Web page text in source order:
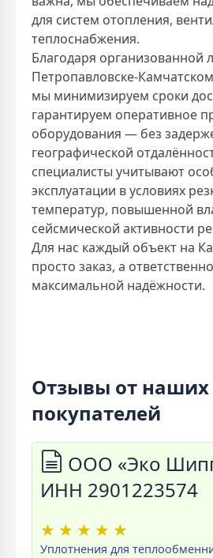
для систем отопления,
теплоснабжения.
Благодаря организованной
Петропавловске-
мы минимизируем сроки
гарантируем оперативное
оборудования — без
географической
специалисты учитывают
эксплуатации в условиях
температур, повышенной
сейсмической активности
Для нас каждый объект на
просто заказ, а
максимальной надёжности.
Отзывы от наших
покупателей
ООО «Эко
ИНН 2901223574
★ ★ ★ ★ ★
Уплотнения для